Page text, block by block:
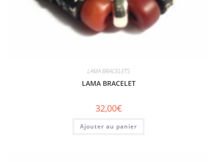
LAMA BRACELETS
LAMA BRACELET
32,00€
Ajouter au panier